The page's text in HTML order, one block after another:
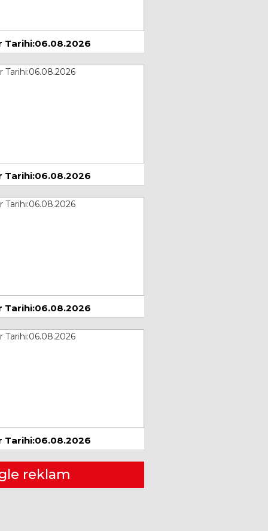
5 Temmuz 2025
Seda Özlem
Çağımızda Dikkat
Yılmaz Sandıkcı
AKLI UYANDIRMAK
Prof. Dr. Kayhan
ÖZTÜRK
VİRÜSLER
ÜÇÜNCÜ DÜNYA
SAVAŞI
Tarihi:06.08.2026
Tarihi:06.08.2026
Tarihi:06.08.2026
Tarihi:06.08.2026
reklam